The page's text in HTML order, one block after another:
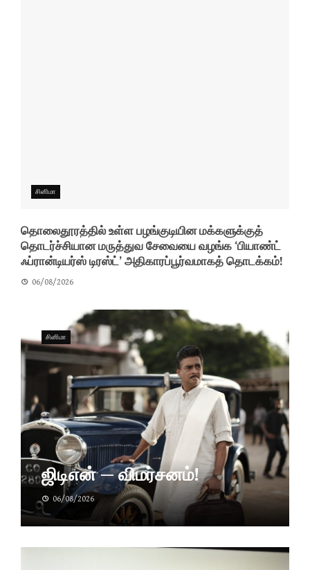
சினிமா
தொலைதூரத்தில் உள்ள பழங்குடியின மக்களுக்குத்
தொடர்ச்சியான மருத்துவ சேவையை வழங்க ‘பியாண்ட்
ஃப்ரான்டியர்ஸ் டிரஸ்ட்’ அதிகாரப்பூர்வமாகத் தொடக்கம்!
06/08/2026
ஜிடிஎன் — விமர்சனம்!
06/08/2026
சினிமா